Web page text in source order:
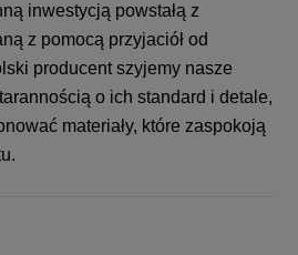
inwestycją powstałą z
z pomocą przyjaciół od
producent szyjemy nasze
o ich standard i detale,
materiały, które zaspokoją